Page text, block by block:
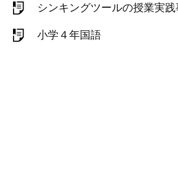
シンキングツールの授業実践
小学４年国語